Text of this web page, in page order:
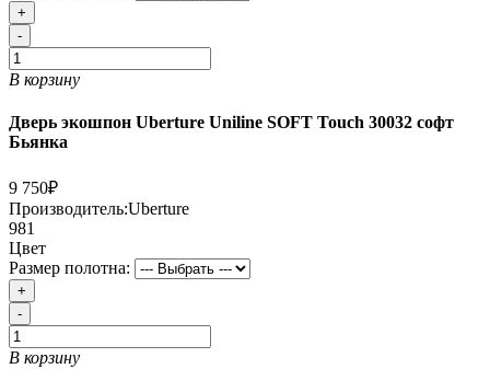
+
-
В корзину
Дверь экошпон Uberture Uniline SOFT Touch 30032 софт
Бьянка
9 750₽
Производитель:Uberture
981
Цвет
Размер полотна:
+
-
В корзину